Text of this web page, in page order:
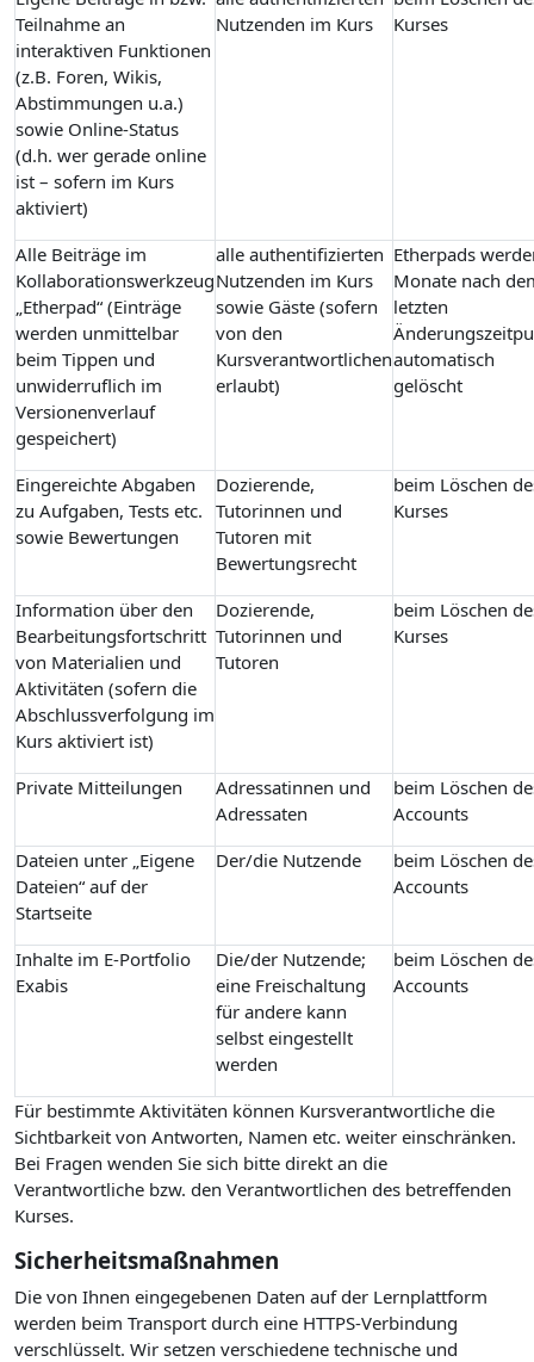
Teilnahme an
interaktiven Funktionen
(z.B. Foren, Wikis,
Abstimmungen u.a.)
sowie Online-Status
(d.h. wer gerade online
ist – sofern im Kurs
aktiviert)
Nutzenden im Kurs
Kurses
Alle Beiträge im
Kollaborationswerkzeug
„Etherpad“ (Einträge
werden unmittelbar
beim Tippen und
unwiderruflich im
Versionenverlauf
gespeichert)
alle authentifizierten
Nutzenden im Kurs
sowie Gäste (sofern
von den
Kursverantwortlichen
erlaubt)
Etherpads
Monate nach
letzten
automatisch
gelöscht
Eingereichte Abgaben
zu Aufgaben, Tests etc.
sowie Bewertungen
Dozierende,
Tutorinnen und
Tutoren mit
Bewertungsrecht
beim Löschen
Kurses
Information über den
Bearbeitungsfortschritt
von Materialien und
Aktivitäten (sofern die
Abschlussverfolgung im
Kurs aktiviert ist)
Dozierende,
Tutorinnen und
Tutoren
beim Löschen
Kurses
Private Mitteilungen
Adressatinnen und
Adressaten
beim Löschen
Accounts
Dateien unter „Eigene
Dateien“ auf der
Startseite
Der/die Nutzende
beim Löschen
Accounts
Inhalte im E-Portfolio
Exabis
Die/der Nutzende;
eine Freischaltung
für andere kann
selbst eingestellt
werden
beim Löschen
Accounts
Für bestimmte Aktivitäten können Kursverantwortliche die
Sichtbarkeit von Antworten, Namen etc. weiter einschränken.
Bei Fragen wenden Sie sich bitte direkt an die
Verantwortliche bzw. den Verantwortlichen des betreffenden
Kurses.
Sicherheitsmaßnahmen
Die von Ihnen eingegebenen Daten auf der Lernplattform
werden beim Transport durch eine HTTPS-Verbindung
verschlüsselt. Wir setzen verschiedene technische und